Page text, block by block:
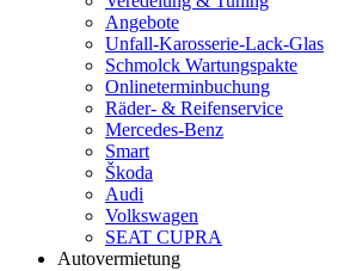
Angebote
Unfall-Karosserie-Lack-Glas
Schmolck Wartungspakte
Onlineterminbuchung
Räder- & Reifenservice
Mercedes-Benz
Smart
Škoda
Audi
Volkswagen
SEAT CUPRA
Autovermietung